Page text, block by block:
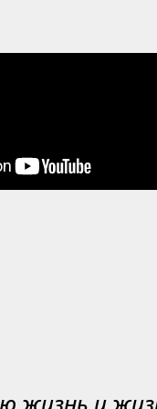
жизнь и